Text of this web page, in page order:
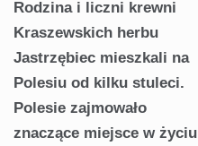
Rodzina i liczni krewni
Kraszewskich herbu
Jastrzębiec mieszkali na
Polesiu od kilku stuleci.
Polesie zajmowało
znaczące miejsce w życiu